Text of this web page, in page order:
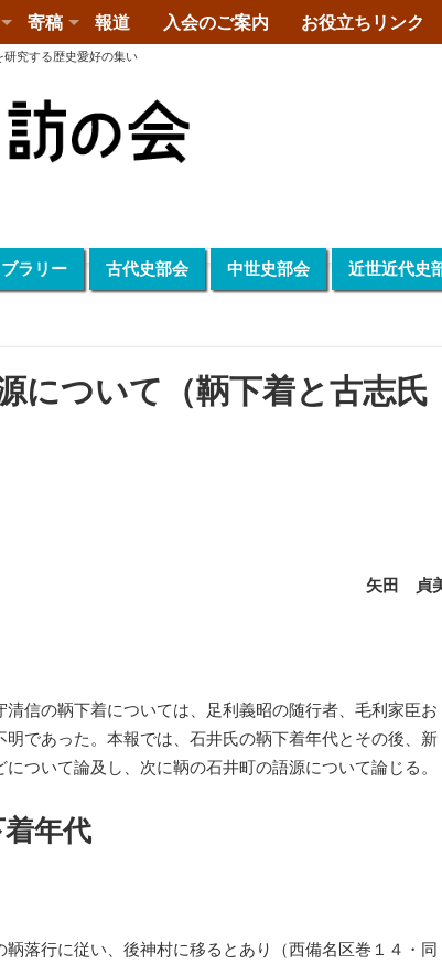
寄稿 報道 入会のご案内 お役立ちリンク
究する歴史愛好の集い
ラリー 古代史部会 中世史部会 近世近代史
について（鞆下着と古志氏
矢田 貞
信の鞆下着については、足利義昭の随行者、毛利家臣お
であった。本報では、石井氏の鞆下着年代とその後、新
ついて論及し、次に鞆の石井町の語源について論じる。
年代
落行に従い、後神村に移るとあり（西備名区巻１４・同